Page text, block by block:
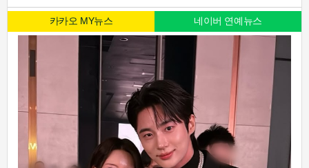
카카오 MY뉴스 네이버 연예뉴스